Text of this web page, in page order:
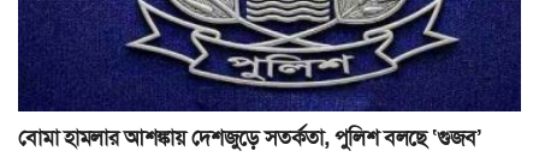
বোমা হামলার আশঙ্কায় দেশজুড়ে সতর্কতা, পুলিশ বলছে ‘গুজব’